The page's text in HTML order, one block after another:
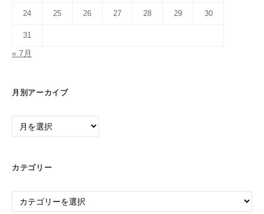
24 25 26 27 28 29 30
31
« 7月
月別アーカイブ
月
カ
カテゴリー
カ